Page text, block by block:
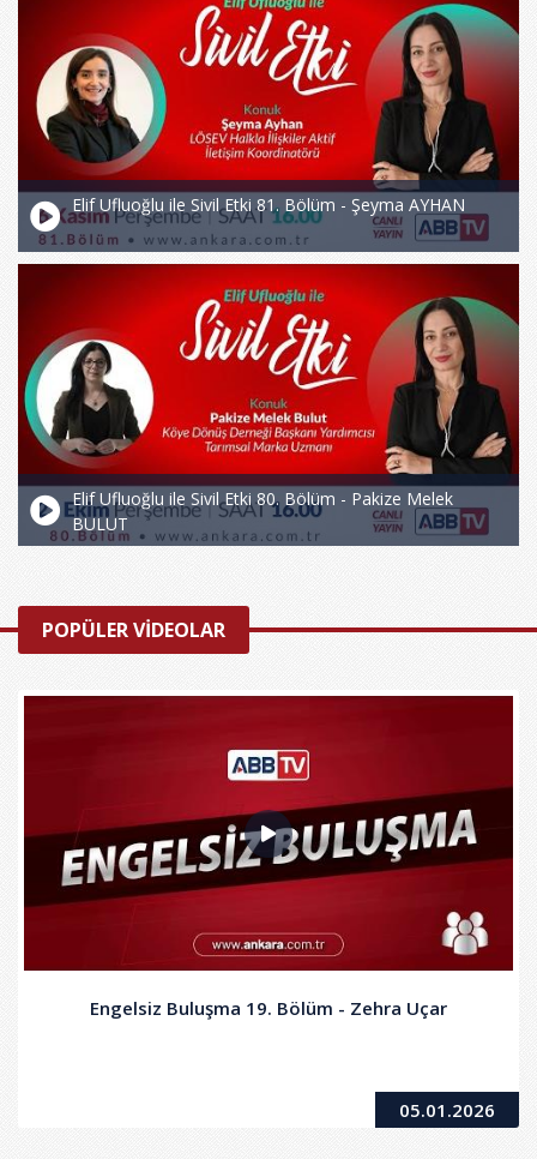
Elif Ufluoğlu ile Sivil Etki 81. Bölüm - Şeyma AYHAN
Elif Ufluoğlu ile Sivil Etki 80. Bölüm - Pakize Melek
BULUT
POPÜLER VİDEOLAR
Engelsiz Buluşma 19. Bölüm - Zehra Uçar
05.01.2026